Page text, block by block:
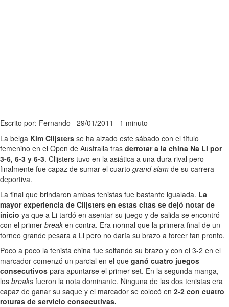
Escrito por: Fernando 29/01/2011 1 minuto
La belga Kim Clijsters se ha alzado este sábado con el título
femenino en el Open de Australia tras derrotar a la china Na Li por
3-6, 6-3 y 6-3. Clijsters tuvo en la asiática a una dura rival pero
finalmente fue capaz de sumar el cuarto grand slam de su carrera
deportiva.
La final que brindaron ambas tenistas fue bastante igualada. La
mayor experiencia de Clijsters en estas citas se dejó notar de
inicio ya que a Li tardó en asentar su juego y de salida se encontró
con el primer break en contra. Era normal que la primera final de un
torneo grande pesara a Li pero no daría su brazo a torcer tan pronto.
Poco a poco la tenista china fue soltando su brazo y con el 3-2 en el
marcador comenzó un parcial en el que ganó cuatro juegos
consecutivos para apuntarse el primer set. En la segunda manga,
los breaks fueron la nota dominante. Ninguna de las dos tenistas era
capaz de ganar su saque y el marcador se colocó en 2-2 con cuatro
roturas de servicio consecutivas.